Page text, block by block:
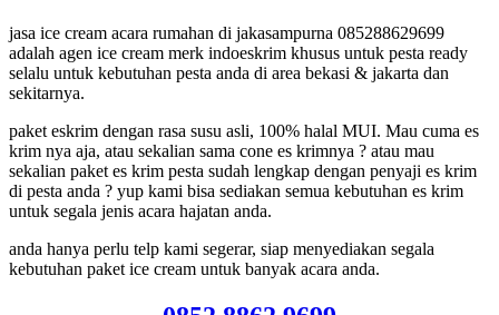
jasa ice cream acara rumahan di jakasampurna 085288629699
adalah agen ice cream merk indoeskrim khusus untuk pesta ready
selalu untuk kebutuhan pesta anda di area bekasi & jakarta dan
sekitarnya.
paket eskrim dengan rasa susu asli, 100% halal MUI. Mau cuma es
krim nya aja, atau sekalian sama cone es krimnya ? atau mau
sekalian paket es krim pesta sudah lengkap dengan penyaji es krim
di pesta anda ? yup kami bisa sediakan semua kebutuhan es krim
untuk segala jenis acara hajatan anda.
anda hanya perlu telp kami segerar, siap menyediakan segala
kebutuhan paket ice cream untuk banyak acara anda.